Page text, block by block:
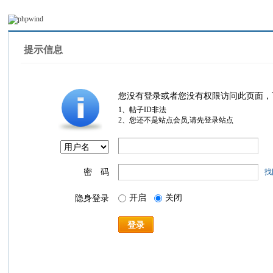
提示信息
您没有登录或者您没有权限访问此页面
1、帖子ID非法
2、您还不是站点会员,请先登录站点
密 码
隐身登录 开启 关闭
登录